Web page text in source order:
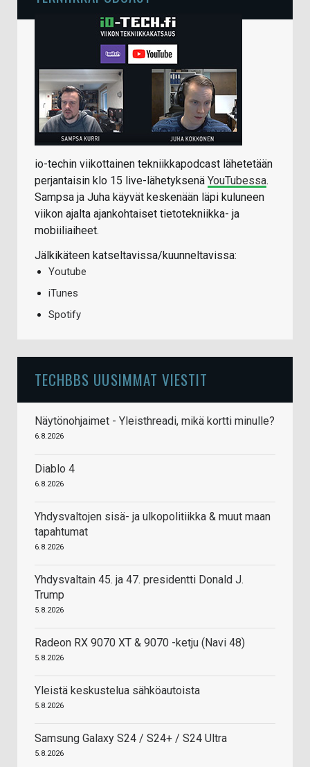
io-techin viikottainen tekniikkapodcast lähetetään
perjantaisin klo 15 live-lähetyksenä YouTubessa.
Sampsa ja Juha käyvät keskenään läpi kuluneen
viikon ajalta ajankohtaiset tietotekniikka- ja
mobiiliaiheet.
Jälkikäteen katseltavissa/kuunneltavissa:
Youtube
iTunes
Spotify
TECHBBS UUSIMMAT VIESTIT
Näytönohjaimet - Yleisthreadi, mikä kortti minulle?
6.8.2026
Diablo 4
6.8.2026
Yhdysvaltojen sisä- ja ulkopolitiikka & muut maan
tapahtumat
6.8.2026
Yhdysvaltain 45. ja 47. presidentti Donald J.
Trump
5.8.2026
Radeon RX 9070 XT & 9070 -ketju (Navi 48)
5.8.2026
Yleistä keskustelua sähköautoista
5.8.2026
Samsung Galaxy S24 / S24+ / S24 Ultra
5.8.2026